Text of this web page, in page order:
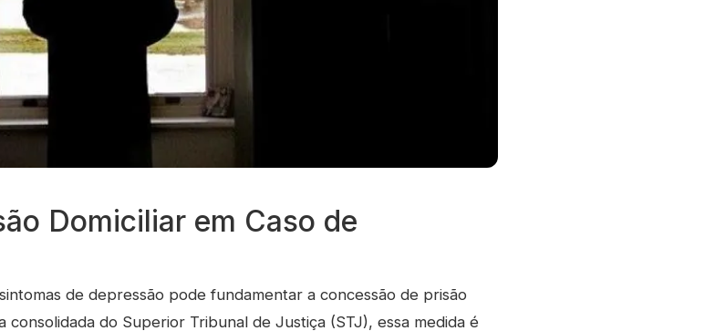
Domiciliar em Caso de
de depressão pode fundamentar a concessão de prisão
consolidada do Superior Tribunal de Justiça (STJ), essa medida é